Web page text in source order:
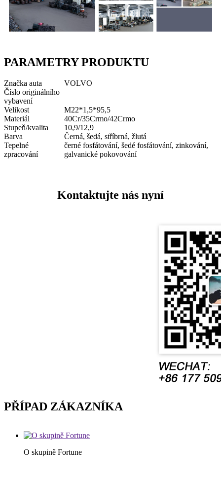
PARAMETRY PRODUKTU
Značka auta
VOLVO
Číslo originálního
vybavení
Velikost
M22*1,5*95,5
Materiál
40Cr/35Crmo/42Crmo
Stupeň/kvalita
10,9/12,9
Barva
Černá, šedá, stříbrná, žlutá
Tepelné
zpracování
černé fosfátování, šedé fosfátování, zinkování,
galvanické pokovování
Kontaktujte nás nyní
PŘÍPAD ZÁKAZNÍKA
O skupině Fortune